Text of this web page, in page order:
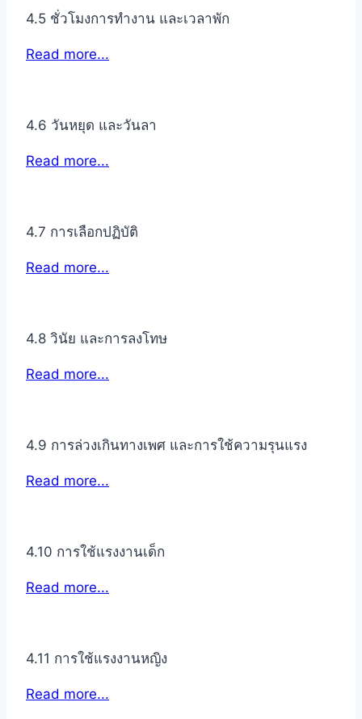
4.5 ชั่วโมงการทำงาน และเวลาพัก
Read more...
4.6 วันหยุด และวันลา
Read more...
4.7 การเลือกปฏิบัติ
Read more...
4.8 วินัย และการลงโทษ
Read more...
4.9 การล่วงเกินทางเพศ และการใช้ความรุนแรง
Read more...
4.10 การใช้แรงงานเด็ก
Read more...
4.11 การใช้แรงงานหญิง
Read more...